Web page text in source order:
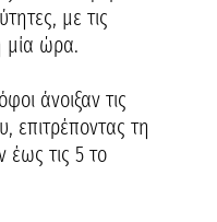
με τις
μία ώρα.
άνοιξαν τις
επιτρέποντας τη
τις 5 το